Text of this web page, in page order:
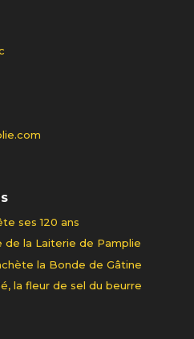
ses 120 ans
de la Laiterie de Pamplie
la Bonde de Gâtine
la fleur de sel du beurre